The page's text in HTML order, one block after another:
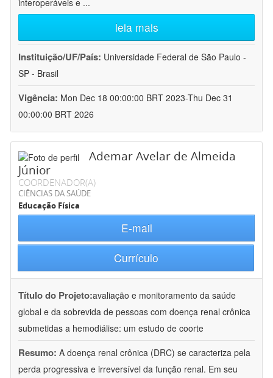
interoperáveis e ...
leia mais
Instituição/UF/País: Universidade Federal de São Paulo -
SP - Brasil
Vigência: Mon Dec 18 00:00:00 BRT 2023-Thu Dec 31
00:00:00 BRT 2026
Ademar Avelar de Almeida
Júnior
COORDENADOR(A)
CIÊNCIAS DA SAÚDE
Educação Física
E-mail
Currículo
Título do Projeto:avaliação e monitoramento da saúde
global e da sobrevida de pessoas com doença renal crônica
submetidas a hemodiálise: um estudo de coorte
Resumo: A doença renal crônica (DRC) se caracteriza pela
perda progressiva e irreversível da função renal. Em seu